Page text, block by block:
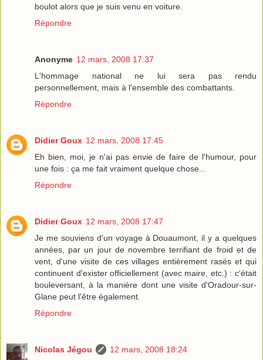
boulot alors que je suis venu en voiture.
Répondre
Anonyme 12 mars, 2008 17:37
L'hommage national ne lui sera pas rendu
personnellement, mais à l'ensemble des combattants.
Répondre
Didier Goux 12 mars, 2008 17:45
Eh bien, moi, je n'ai pas envie de faire de l'humour, pour
une fois : ça me fait vraiment quelque chose...
Répondre
Didier Goux 12 mars, 2008 17:47
Je me souviens d'un voyage à Douaumont, il y a quelques
années, par un jour de novembre terrifiant de froid et de
vent, d'une visite de ces villages entièrement rasés et qui
continuent d'exister officiellement (avec maire, etc.) : c'était
bouleversant, à la manière dont une visite d'Oradour-sur-
Glane peut l'être également.
Répondre
Nicolas Jégou
12 mars, 2008 18:24